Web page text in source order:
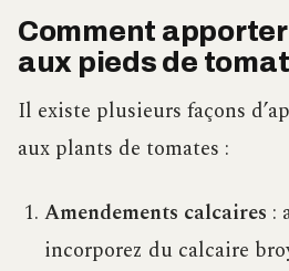
Comment
aux pieds de
Il existe plusieurs façons
aux plants de tomates :
Amendements calcaires :
incorporez du calcaire